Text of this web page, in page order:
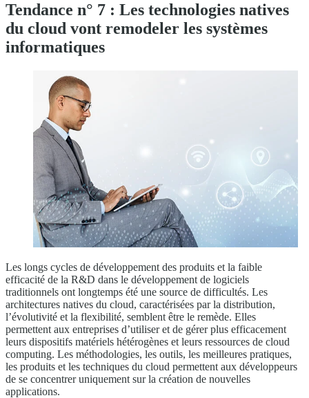
Tendance n° 7 : Les technologies natives
du cloud vont remodeler les systèmes
informatiques
Les longs cycles de développement des produits et la faible
efficacité de la R&D dans le développement de logiciels
traditionnels ont longtemps été une source de difficultés. Les
architectures natives du cloud, caractérisées par la distribution,
l’évolutivité et la flexibilité, semblent être le remède. Elles
permettent aux entreprises d’utiliser et de gérer plus efficacement
leurs dispositifs matériels hétérogènes et leurs ressources de cloud
computing. Les méthodologies, les outils, les meilleures pratiques,
les produits et les techniques du cloud permettent aux développeurs
de se concentrer uniquement sur la création de nouvelles
applications.